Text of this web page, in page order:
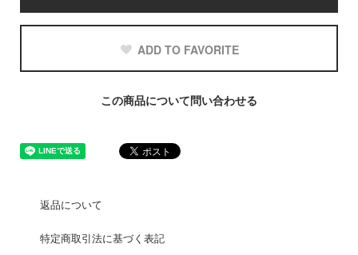
ADD TO FAVORITE
この商品について問い合わせる
返品について
特定商取引法に基づく表記